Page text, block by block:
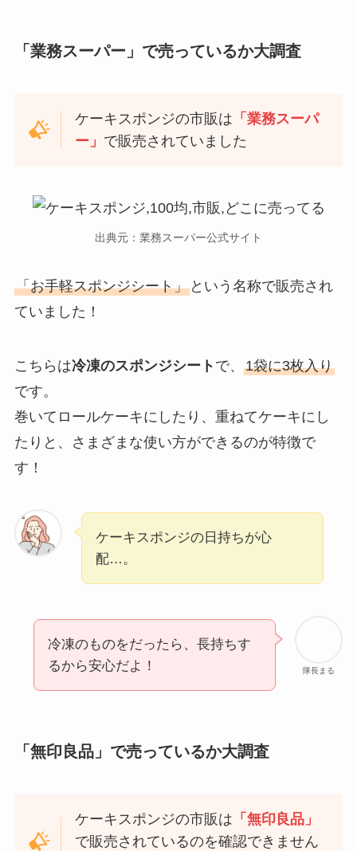
「業務スーパー」で売っているか大調査
ケーキスポンジの市販は 「業務スーパ
ー」 で販売されていました
出典元：業務スーパー公式サイト
「お手軽スポンジシート」という名称で販売され
ていました！
こちらは冷凍のスポンジシート で、 1袋に3枚入り
です。
巻いてロールケーキにしたり、重ねてケーキにし
たりと、さまざまな使い方ができるのが特徴で
す！
ケーキスポンジの日持ちが心
配…。
隊長まる
冷凍のものをだったら、長持ちす
るから安心だよ！
「無印良品」で売っているか大調査
ケーキスポンジの市販は 「無印良品」
で販売されているのを確認できません